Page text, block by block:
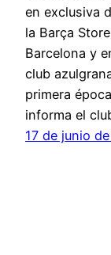
en exclusiva
la Barça
Barcelona y
club
primera
informa el
17 de junio